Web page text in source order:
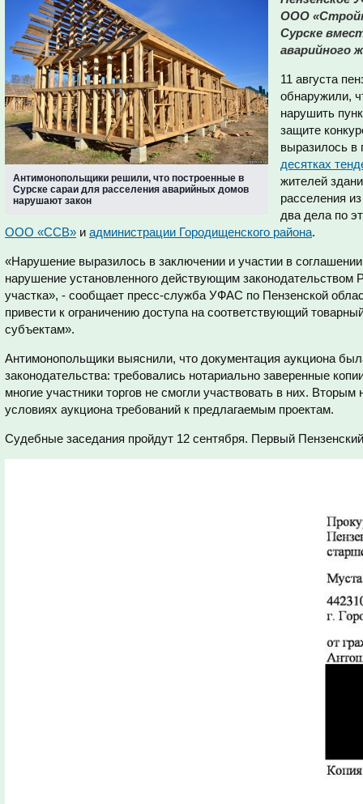
Антимонопольщики решили, что построенные в
Сурске сараи для расселения аварийных домов
нарушают закон
ООО
Сурске
аварийного
11 августа
обнаружили,
нарушить
защите
выразилось
десятках
жителей
расселения
два дела по
ООО «ССВ» и администрации Городищенского района.
«Нарушение выразилось в заключении и участии в
нарушение установленного действующим законодательством
участка», - сообщает пресс-служба УФАС по Пензенской
привести к ограничению доступа на соответствующий
субъектам».
Антимонопольщики выяснили, что документация аукциона
законодательства: требовались нотариально заверенные
многие участники торгов не смогли участвовать в них.
условиях аукциона требований к предлагаемым проектам.
Судебные заседания пройдут 12 сентября. Первый